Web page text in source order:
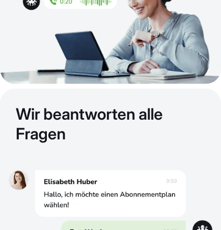
Wir beantworten alle
Fragen